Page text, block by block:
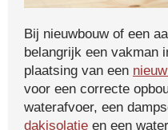
Bij nieuwbouw of een
belangrijk een vakman
plaatsing van een
voor een correcte
waterafvoer, een
dakisolatie en een